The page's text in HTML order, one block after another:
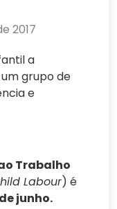
2017
a
grupo de
e
Trabalho
Labour) é
junho.